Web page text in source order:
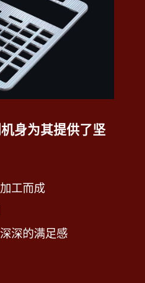
艺让人毫不犹豫地想
身为其提供了坚